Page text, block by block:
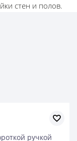
стен и полов.
HACCPER с